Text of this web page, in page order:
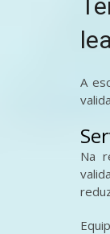
A
Na